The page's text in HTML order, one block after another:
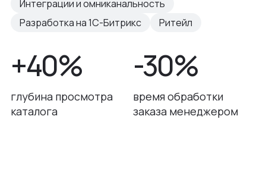
Интеграции и омниканальность
Разработка на 1С-Битрикс
Ритейл
+40%
глубина просмотра
каталога
-30%
время обработки
заказа менеджером